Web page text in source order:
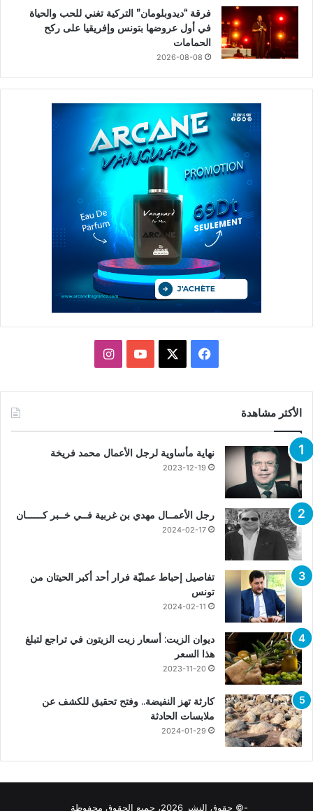
فرقة “ديدوبلومان” التركية تغني للحب والحياة
في أول عروضها بتونس وإفريقيا على ركح
الحمامات
2026-08-08
فيسبوك يوتيوبانستقرام
الأكثر مشاهدة
نهاية مأساوية لرجل الأعمال محمد فريخة
2023-12-19
رجل الأعمــال مهدي بن غربية فــي خــبر كــــــان
2024-02-17
تفاصيل إحباط عمليّة فرار أحد أكبر الحيتان من
تونس
2024-02-11
ديوان الزيت: أسعار زيت الزيتون في تراجع لتبلغ
هذا السعر
2023-11-20
كارثة تهز النفيضة.. وفتح تحقيق للكشف عن
ملابسات الحادثة
2024-01-29
-© حقوق النشر 2026، جميع الحقوق محفوظة